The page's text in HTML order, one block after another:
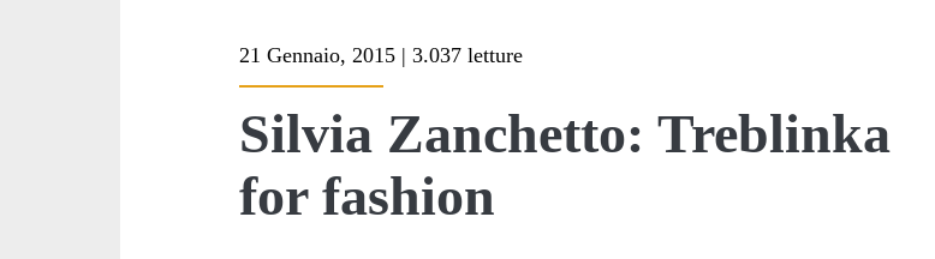
<span>IUAV</span>
21 Gennaio, 2015 | 3.037 letture
Silvia Zanchetto: Treblinka
for fashion